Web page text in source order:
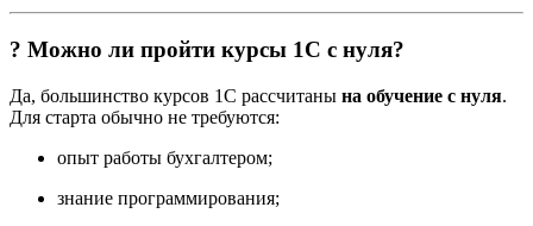
? Можно ли пройти курсы 1С с нуля?
Да, большинство курсов 1С рассчитаны на обучение с нуля.
Для старта обычно не требуются:
опыт работы бухгалтером;
знание программирования;